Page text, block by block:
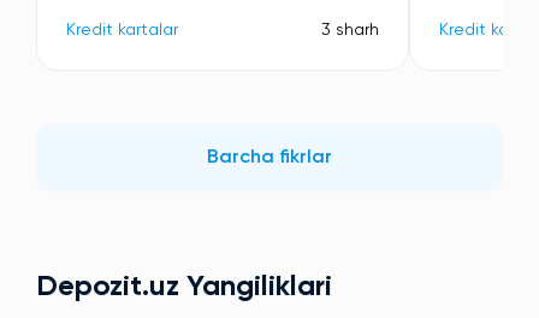
Kredit kartalar 3 sharh Kredit
Barcha fikrlar
Depozit.uz Yangiliklari